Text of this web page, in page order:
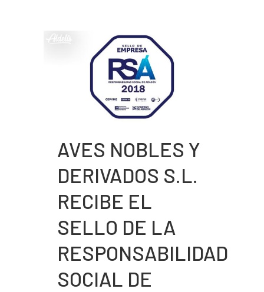
AVES NOBLES Y
DERIVADOS S.L.
RECIBE EL
SELLO DE LA
RESPONSABILIDAD
SOCIAL DE